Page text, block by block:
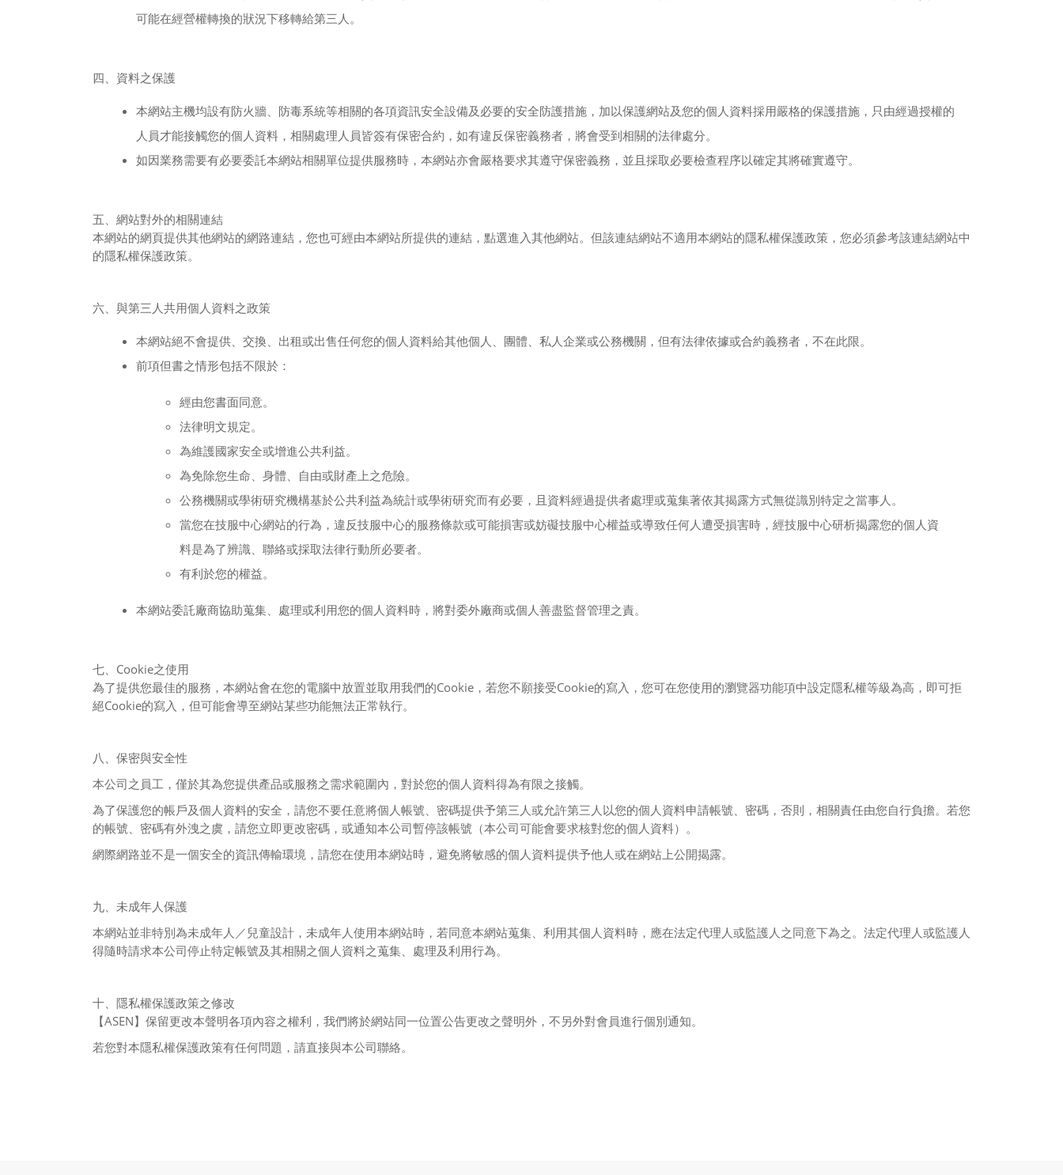
可能在經營權轉換的狀況下移轉給第三人。
四、資料之保護
本網站主機均設有防火牆、防毒系統等相關的各項資訊安全設備及必要的安全防護措施，加以保護網站及您的個人資料採用嚴格的保護措施，只由經過授權的
人員才能接觸您的個人資料，相關處理人員皆簽有保密合約，如有違反保密義務者，將會受到相關的法律處分。
如因業務需要有必要委託本網站相關單位提供服務時，本網站亦會嚴格要求其遵守保密義務，並且採取必要檢查程序以確定其將確實遵守。
五、網站對外的相關連結
本網站的網頁提供其他網站的網路連結，您也可經由本網站所提供的連結，點選進入其他網站。但該連結網站不適用本網站的隱私權保護政策，您必須參考該連結網站中
的隱私權保護政策。
六、與第三人共用個人資料之政策
本網站絕不會提供、交換、出租或出售任何您的個人資料給其他個人、團體、私人企業或公務機關，但有法律依據或合約義務者，不在此限。
前項但書之情形包括不限於：
經由您書面同意。
法律明文規定。
為維護國家安全或增進公共利益。
為免除您生命、身體、自由或財產上之危險。
公務機關或學術研究機構基於公共利益為統計或學術研究而有必要，且資料經過提供者處理或蒐集著依其揭露方式無從識別特定之當事人。
當您在技服中心網站的行為，違反技服中心的服務條款或可能損害或妨礙技服中心權益或導致任何人遭受損害時，經技服中心研析揭露您的個人資
料是為了辨識、聯絡或採取法律行動所必要者。
有利於您的權益。
本網站委託廠商協助蒐集、處理或利用您的個人資料時，將對委外廠商或個人善盡監督管理之責。
七、 Cookie之使用
為了提供您最佳的服務，本網站會在您的電腦中放置並取用我們的Cookie ，若您不願接受Cookie的寫入，您可在您使用的瀏覽器功能項中設定隱私權等級為高，即可拒
絕Cookie的寫入，但可能會導至網站某些功能無法正常執行。
八、保密與安全性
本公司之員工，僅於其為您提供產品或服務之需求範圍內，對於您的個人資料得為有限之接觸。
為了保護您的帳戶及個人資料的安全，請您不要任意將個人帳號、密碼提供予第三人或允許第三人以您的個人資料申請帳號、密碼，否則，相關責任由您自行負擔。若您
的帳號、密碼有外洩之虞，請您立即更改密碼，或通知本公司暫停該帳號（本公司可能會要求核對您的個人資料）。
網際網路並不是一個安全的資訊傳輸環境，請您在使用本網站時，避免將敏感的個人資料提供予他人或在網站上公開揭露。
九、未成年人保護
本網站並非特別為未成年人／兒童設計，未成年人使用本網站時，若同意本網站蒐集、利用其個人資料時，應在法定代理人或監護人之同意下為之。法定代理人或監護人
得隨時請求本公司停止特定帳號及其相關之個人資料之蒐集、處理及利用行為。
十、隱私權保護政策之修改
【ASEN 】保留更改本聲明各項內容之權利，我們將於網站同一位置公告更改之聲明外，不另外對會員進行個別通知。
若您對本隱私權保護政策有任何問題，請直接與本公司聯絡。